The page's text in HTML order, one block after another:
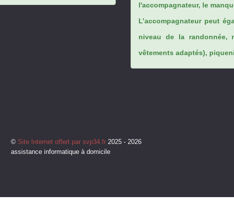
l'accompagnateur, le
L’accompagnateur peut
niveau de la randonnée,
vêtements adaptés),
© Site Internet offert par svp34.fr 2025 - 2026
assistance informatique à domicile